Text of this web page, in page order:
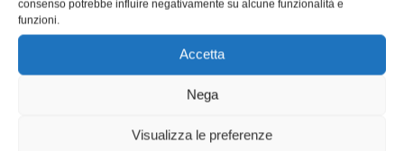
consenso potrebbe influire negativamente su alcune funzionalità e
funzioni.
Accetta
Nega
Visualizza le preferenze
sicurezza sollevatori
manuale